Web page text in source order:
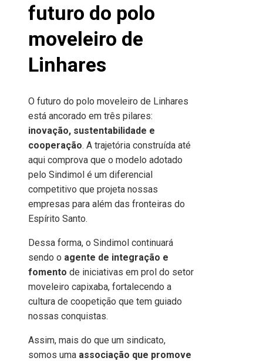
futuro do polo
moveleiro de
Linhares
O futuro do polo moveleiro de Linhares
está ancorado em três pilares:
inovação, sustentabilidade e
cooperação. A trajetória construída até
aqui comprova que o modelo adotado
pelo Sindimol é um diferencial
competitivo que projeta nossas
empresas para além das fronteiras do
Espírito Santo.
Dessa forma, o Sindimol continuará
sendo o agente de integração e
fomento de iniciativas em prol do setor
moveleiro capixaba, fortalecendo a
cultura de coopetição que tem guiado
nossas conquistas.
Assim, mais do que um sindicato,
somos uma associação que promove